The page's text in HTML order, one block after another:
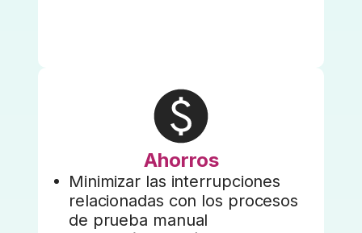
Ahorros
Minimizar las interrupciones
relacionadas con los procesos
de prueba manual